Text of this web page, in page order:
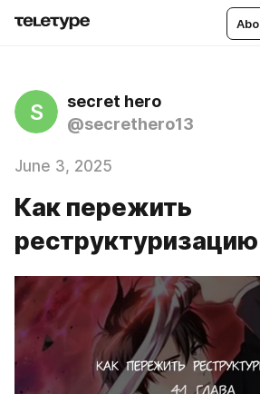
S
secret hero
@secrethero13
June 3, 2025
Как пережить
реструктуризацию